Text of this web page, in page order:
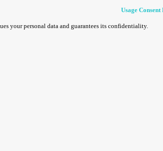
Usage Consent
your personal data and guarantees its confidentiality.